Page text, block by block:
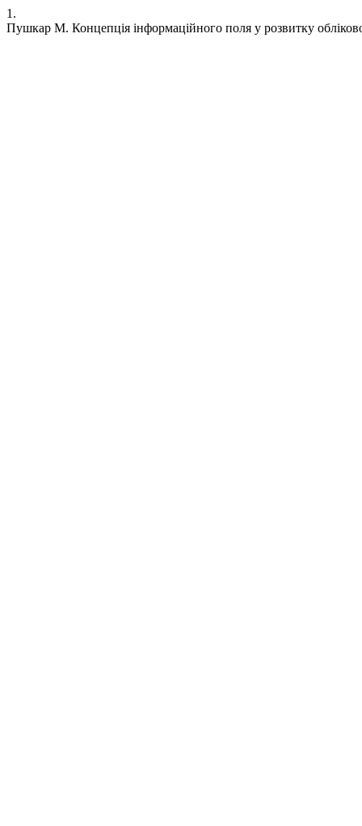
1.
Пушкар М. Концепція інформаційного поля у розвитку